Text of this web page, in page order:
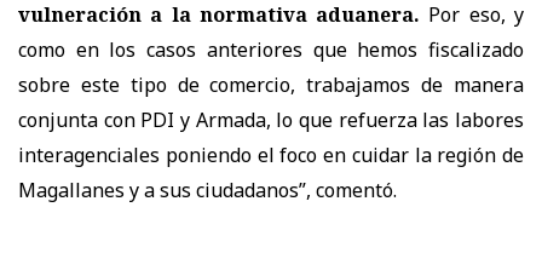
vulneración a la normativa aduanera. Por eso, y
como en los casos anteriores que hemos fiscalizado
sobre este tipo de comercio, trabajamos de manera
conjunta con PDI y Armada, lo que refuerza las labores
interagenciales poniendo el foco en cuidar la región de
Magallanes y a sus ciudadanos”, comentó.